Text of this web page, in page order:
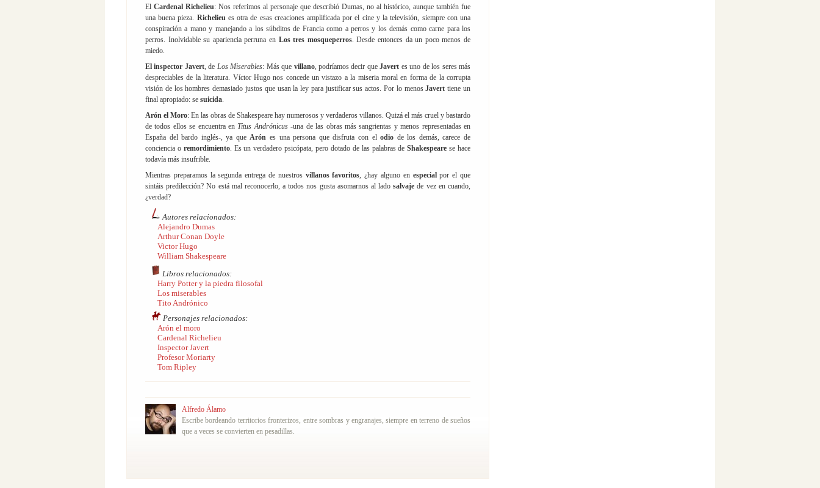
El Cardenal Richelieu: Nos referimos al personaje que describió Dumas, no al histórico, aunque también fue
una buena pieza. Richelieu es otra de esas creaciones amplificada por el cine y la televisión, siempre con una
conspiración a mano y manejando a los súbditos de Francia como a perros y los demás como carne para los
perros. Inolvidable su apariencia perruna en Los tres mosqueperros. Desde entonces da un poco menos de
miedo.
El inspector Javert, de Los Miserables: Más que villano, podríamos decir queJavert es uno de los seres más
despreciables de la literatura. Víctor Hugo nos concede un vistazo a la miseria moral en forma de la corrupta
visión de los hombres demasiado justos que usan la ley para justificar sus actos. Por lo menosJaverttiene un
final apropiado: se suicida.
Arón el Moro: En las obras de Shakespeare hay numerosos y verdaderos villanos. Quizá el más cruel y bastardo
de todos ellos se encuentra enTitus Andrónicus-una de las obras más sangrientas y menos representadas en
España del bardo inglés-, ya queArónes una persona que disfruta con elodio de los demás, carece de
conciencia o remordimiento. Es un verdadero psicópata, pero dotado de las palabras deShakespearese hace
todavía más insufrible.
Mientras preparamos la segunda entrega de nuestros villanos favoritos, ¿hay alguno en especialpor el que
sintáis predilección? No está mal reconocerlo, a todos nos gusta asomarnos al ladosalvajede vez en cuando,
¿verdad?
Autores relacionados:
Alejandro Dumas
Arthur Conan Doyle
Victor Hugo
William Shakespeare
Libros relacionados:
Harry Potter y la piedra filosofal
Los miserables
Tito Andrónico
Personajes relacionados:
Arón el moro
Cardenal Richelieu
Inspector Javert
Profesor Moriarty
Tom Ripley
Alfredo Álamo
Escribe bordeando territorios fronterizos, entre sombras y engranajes, siempre en terreno de sueños
que a veces se convierten en pesadillas.